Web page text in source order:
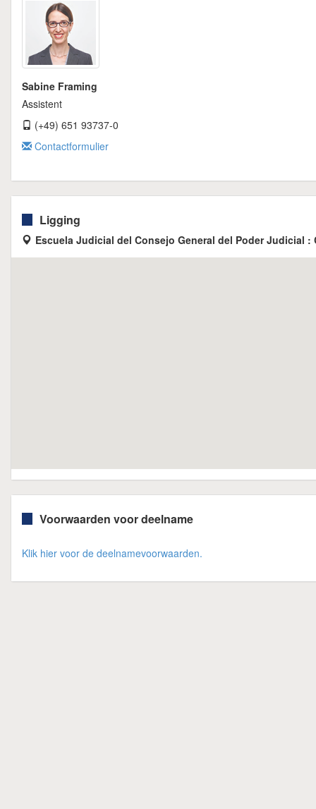
Sabine Framing
Assistent
(+49) 651 93737-0
Contactformulier
Ligging
Escuela Judicial del Consejo General del Poder Judicial :
Voorwaarden voor deelname
Klik hier voor de deelnamevoorwaarden.